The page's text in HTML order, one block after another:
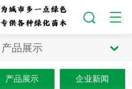
产品展示
产品展示 企业新闻